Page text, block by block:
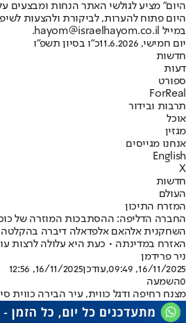
היום" מציע לגולשי האתר הנחות ומבצעים
היום פתוח להערות, לביקורת ולהצעות
במייל hayom@israelhayom.co.il.
יום חמישי, 11.6.2026
כ"ו בסיון תשפ"ו
חדשות
דעות
ספורט
ForReal
תרבות ובידור
אוכל
מגזין
אנחנו מגייסים
English
X
חדשות
העולם
המזרח התיכון
החברה הדליפה: ההסתבכות המוזרה של
השחקנית אלהאם אלפדאלה דיברה בהקלטה
האזרח במדינתה • כעת היא עלולה לרצות
ניר פרידמן
16/11/2025, 09:49
,עודכן16/11/2025, 12:56
0השמעה
מצנח רחיפה ודגל כווית, עיר הבירה כווית